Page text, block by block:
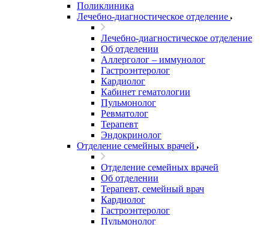
Поликлиника
Лечебно-диагностическое отделение
Лечебно-диагностическое отделение
Об отделении
Аллерголог – иммунолог
Гастроэнтеролог
Кардиолог
Кабинет гематологии
Пульмонолог
Ревматолог
Терапевт
Эндокринолог
Отделение семейных врачей
Отделение семейных врачей
Об отделении
Терапевт, семейный врач
Кардиолог
Гастроэнтеролог
Пульмонолог